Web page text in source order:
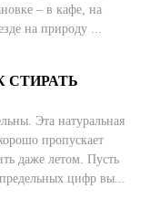
– в кафе, на
на природу ...
СТИРАТЬ
Эта натуральная
пропускает
даже летом. Пусть
цифр вы...